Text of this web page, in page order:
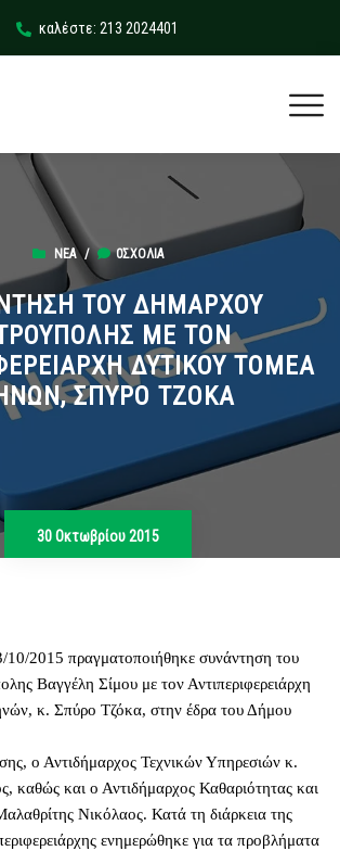
καλέστε: 213 2024401
ΝΈΑ/ 0ΣΧΌΛΙΑ
ΤΟΥ ΔΗΜΑΡΧΟΥ
ΜΕ ΤΟΝ
ΔΥΤΙΚΟΥ ΤΟΜΕΑ
ΣΠΥΡΟ ΤΖΟΚΑ
30 Οκτωβρίου 2015
2015 πραγματοποιήθηκε συνάντηση του
Βαγγέλη Σίμου με τον Αντιπεριφερειάρχη
κ. Σπύρο Τζόκα, στην έδρα του Δήμου
ο Αντιδήμαρχος Τεχνικών Υπηρεσιών κ.
καθώς και ο Αντιδήμαρχος Καθαριότητας και
Νικόλαος. Κατά τη διάρκεια της
ενημερώθηκε για τα προβλήματα